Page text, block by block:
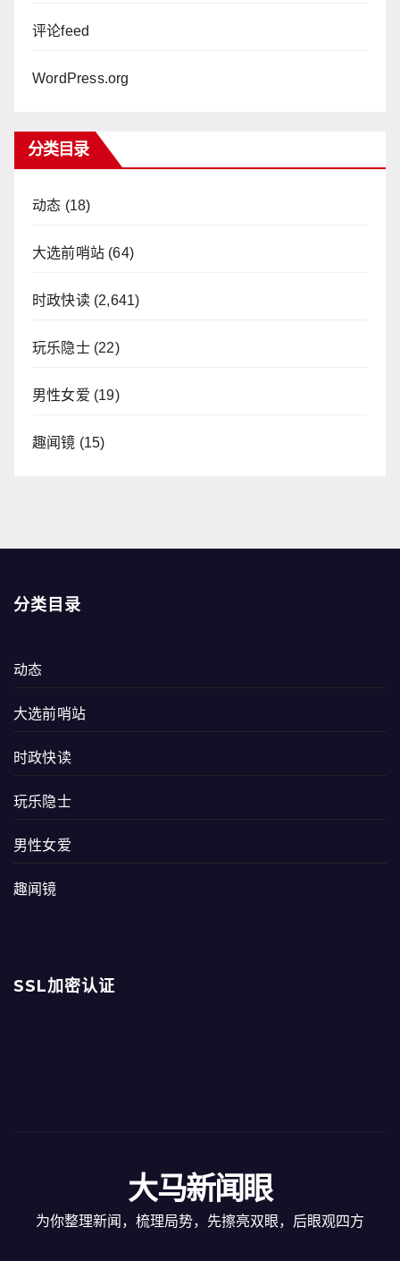
评论feed
WordPress.org
分类目录
动态 (18)
大选前哨站 (64)
时政快读(2,641)
玩乐隐士(22)
男性女爱 (19)
趣闻镜 (15)
分类目录
动态
大选前哨站
时政快读
玩乐隐士
男性女爱
趣闻镜
SSL加密认证
大马新闻眼
为你整理新闻，梳理局势，先擦亮双眼，后眼观四方